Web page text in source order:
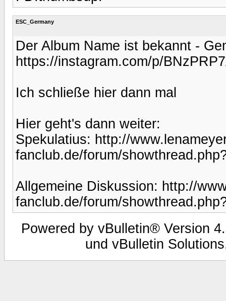
ESC_Germany
Der Album Name ist bekannt -
https://instagram.com/p/
Ich schließe hier dann mal
Hier geht's dann weiter:
Spekulatius: http://
fanclub.de/forum/
Allgemeine Diskussion: http://
fanclub.de/forum/
Powered by vBulletin® Version
und vBulletin